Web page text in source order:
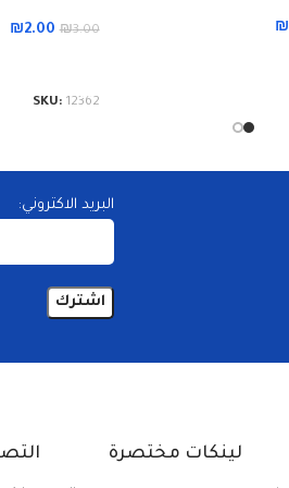
₪
₪3.00
₪2.00
SKU: 12362
البريد الاكتروني:
لينكات مختصرة